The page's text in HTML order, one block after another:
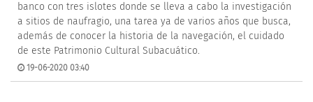
banco con tres islotes donde se lleva a cabo la investigación
a sitios de naufragio, una tarea ya de varios años que busca,
además de conocer la historia de la navegación, el cuidado
de este Patrimonio Cultural Subacuático.
19-06-2020 03:40